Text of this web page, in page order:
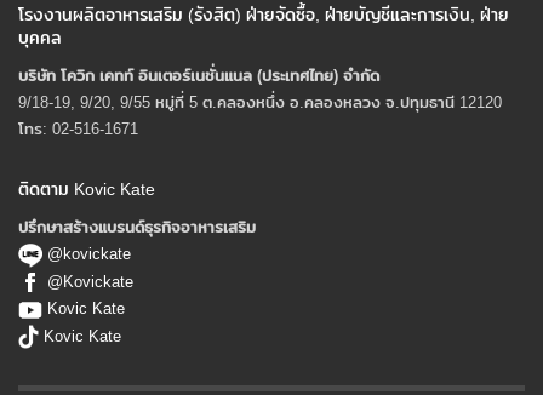
โรงงานผลิตอาหารเสริม (รังสิต) ฝ่ายจัดซื้อ, ฝ่ายบัญชีและการเงิน, ฝ่าย
บุคคล
บริษัท โควิก เคทท์ อินเตอร์เนชั่นแนล (ประเทศไทย) จํากัด
9/18-19, 9/20, 9/55 หมู่ที่ 5 ต.คลองหนึ่ง อ.คลองหลวง จ.ปทุมธานี 12120
โทร: 02-516-1671
ติดตาม Kovic Kate
ปรึกษาสร้างแบรนด์ธุรกิจอาหารเสริม
@kovickate
@Kovickate
Kovic Kate
Kovic Kate